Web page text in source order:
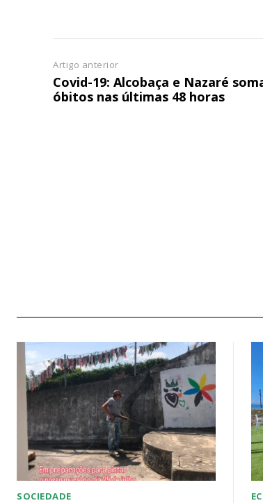
Artigo anterior
Covid-19: Alcobaça e Nazaré
óbitos nas últimas 48 horas
SOCIEDADE